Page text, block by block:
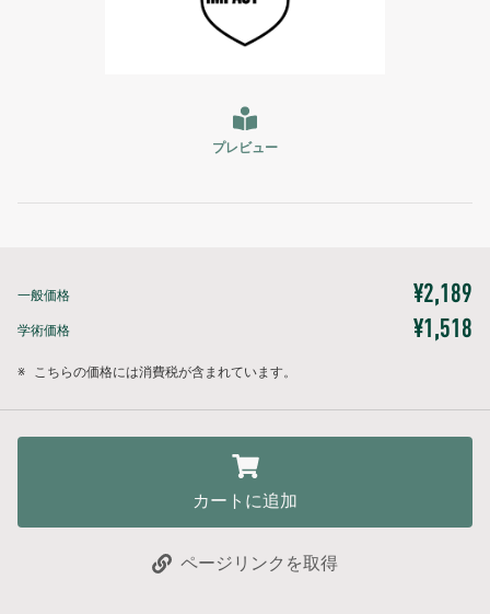
プレビュー
一般価格 ¥2,189
学術価格 ¥1,518
※ こちらの価格には消費税が含まれています。
カートに追加
ページリンクを取得